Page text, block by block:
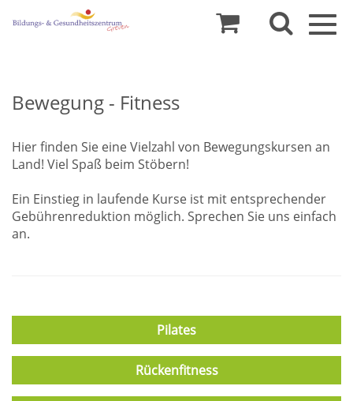
Bewegung - Fitness
Hier finden Sie eine Vielzahl von Bewegungskursen an
Land! Viel Spaß beim Stöbern!
Ein Einstieg in laufende Kurse ist mit entsprechender
Gebührenreduktion möglich. Sprechen Sie uns einfach
an.
Pilates
Rückenfitness